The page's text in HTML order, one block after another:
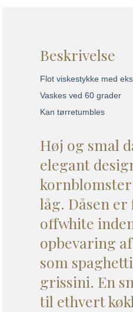
Beskrivelse
Flot viskestykke med
Vaskes ved 60 grader
Kan tørretumbles
Høj og smal
elegant
låg. Dåsen
offwhite
opbevaring
som
grissini. En
til ethvert